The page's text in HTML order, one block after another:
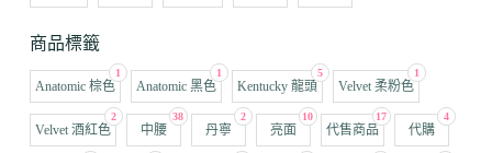
商品標籤
1
Anatomic 棕色
1
Anatomic 黑色
5
Kentucky 龍頭
1
Velvet 柔粉色
2
Velvet 酒紅色
38
中腰
2
丹寧
10
亮面
17
代售商品
4
代購